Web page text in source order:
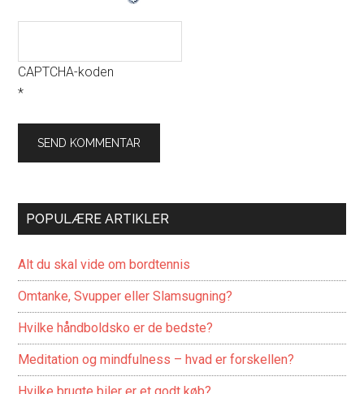
CAPTCHA-koden
*
POPULÆRE ARTIKLER
Alt du skal vide om bordtennis
Omtanke, Svupper eller Slamsugning?
Hvilke håndboldsko er de bedste?
Meditation og mindfulness – hvad er forskellen?